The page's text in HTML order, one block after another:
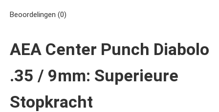
Beoordelingen (0)
AEA Center Punch Diabolo
.35 / 9mm: Superieure
Stopkracht